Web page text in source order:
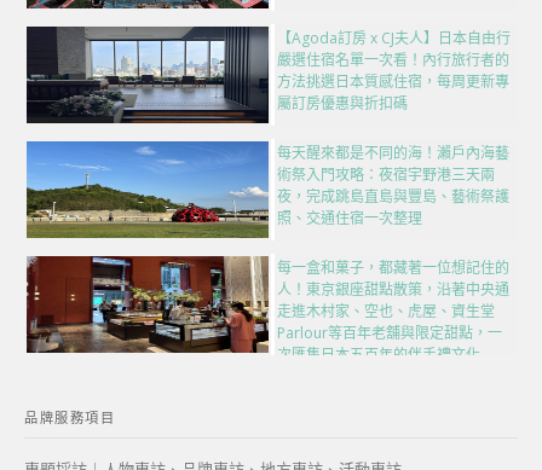
【Agoda訂房 x CJ夫人】日本自由行
嚴選住宿名單一次看！內行旅行者的
方法挑選日本質感住宿，每周更新專
屬訂房優惠與折扣碼
每天醒來都是不同的海！瀨戶內海藝
術祭入門攻略：夜宿宇野港三天兩
夜，完成跳島直島與豐島、藝術祭護
照、交通住宿一次整理
每一盒和菓子，都藏著一位想記住的
人！東京銀座甜點散策，沿著中央通
走進木村家、空也、虎屋、資生堂
Parlour等百年老舖與限定甜點，一
次匯集日本五百年的伴手禮文化
品牌服務項目